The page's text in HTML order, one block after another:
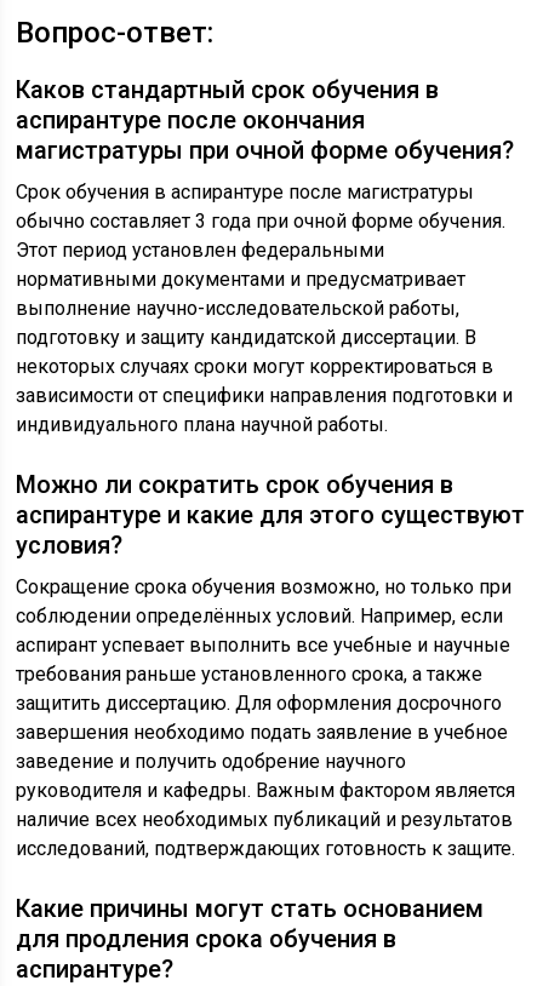
Вопрос-ответ:
Каков стандартный срок обучения в
аспирантуре после окончания
магистратуры при очной форме обучения?
Срок обучения в аспирантуре после магистратуры
обычно составляет 3 года при очной форме обучения.
Этот период установлен федеральными
нормативными документами и предусматривает
выполнение научно-исследовательской работы,
подготовку и защиту кандидатской диссертации. В
некоторых случаях сроки могут корректироваться в
зависимости от специфики направления подготовки и
индивидуального плана научной работы.
Можно ли сократить срок обучения в
аспирантуре и какие для этого существуют
условия?
Сокращение срока обучения возможно, но только при
соблюдении определённых условий. Например, если
аспирант успевает выполнить все учебные и научные
требования раньше установленного срока, а также
защитить диссертацию. Для оформления досрочного
завершения необходимо подать заявление в учебное
заведение и получить одобрение научного
руководителя и кафедры. Важным фактором является
наличие всех необходимых публикаций и результатов
исследований, подтверждающих готовность к защите.
Какие причины могут стать основанием
для продления срока обучения в
аспирантуре?